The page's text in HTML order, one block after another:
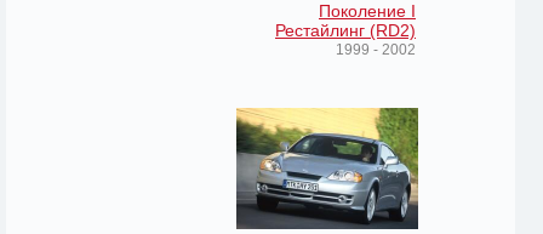
Поколение I
Рестайлинг (RD2)
1999 - 2002